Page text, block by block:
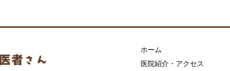
ホーム
医院紹介・アクセス